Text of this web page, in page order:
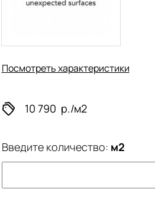
Посмотреть характеристики
10 790 р./м2
Введите количество: м2